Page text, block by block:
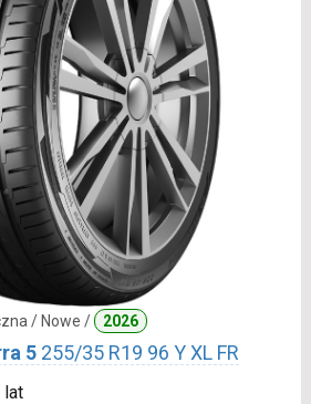
/ Nowe / 2026
5 255/35 R19 96 Y XL FR
lat